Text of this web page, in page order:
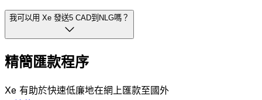
我可以用 Xe 發送5 CAD到NLG嗎？
精簡匯款程序
Xe 有助於快速低廉地在網上匯款至國外